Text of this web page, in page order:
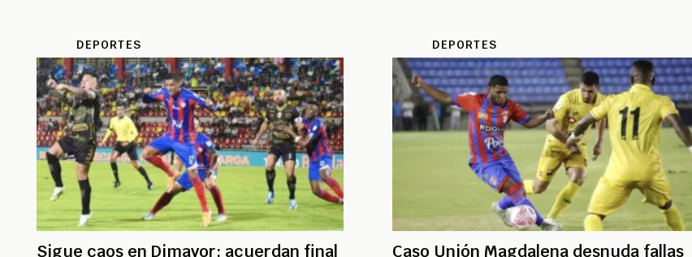
DEPORTES
Sigue caos en Dimayor: acuerdan final
DEPORTES
Caso Unión Magdalena desnuda fallas